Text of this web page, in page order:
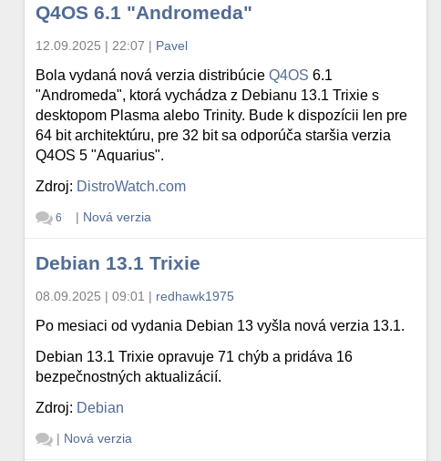
Q4OS 6.1 "Andromeda"
12.09.2025 | 22:07 | Pavel
Bola vydaná nová verzia distribúcieQ4OS 6.1
"Andromeda", ktorá vychádza z Debianu 13.1 Trixie s
desktopom Plasma alebo Trinity. Bude k dispozícii len pre
64 bit architektúru, pre 32 bit sa odporúča staršia verzia
Q4OS 5 "Aquarius".
Zdroj: DistroWatch.com
6 | Nová verzia
Debian 13.1 Trixie
08.09.2025 | 09:01 | redhawk1975
Po mesiaci od vydania Debian 13 vyšla nová verzia 13.1.
Debian 13.1 Trixie opravuje 71 chýb a pridáva 16
bezpečnostných aktualizácií.
Zdroj: Debian
| Nová verzia